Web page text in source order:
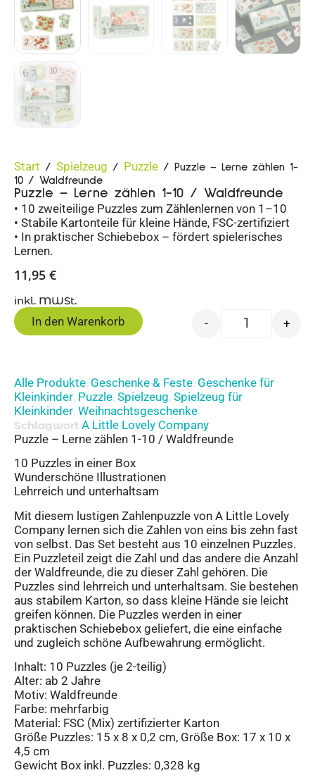
Start / Spielzeug / Puzzle / Puzzle – Lerne zählen 1-
10 / Waldfreunde
Puzzle – Lerne zählen 1-10 / Waldfreunde
• 10 zweiteilige Puzzles zum Zählenlernen von 1–10
• Stabile Kartonteile für kleine Hände, FSC-zertifiziert
• In praktischer Schiebebox – fördert spielerisches
Lernen.
11,95 €
inkl. MWSt.
- +
In den Warenkorb
Alle Produkte, Geschenke & Feste, Geschenke für
Kleinkinder, Puzzle, Spielzeug, Spielzeug für
Kleinkinder, Weihnachtsgeschenke
Schlagwort A Little Lovely Company
Puzzle – Lerne zählen 1-10 / Waldfreunde
10 Puzzles in einer Box
Wunderschöne Illustrationen
Lehrreich und unterhaltsam
Mit diesem lustigen Zahlenpuzzle von A Little Lovely
Company lernen sich die Zahlen von eins bis zehn fast
von selbst. Das Set besteht aus 10 einzelnen Puzzles.
Ein Puzzleteil zeigt die Zahl und das andere die Anzahl
der Waldfreunde, die zu dieser Zahl gehören. Die
Puzzles sind lehrreich und unterhaltsam. Sie bestehen
aus stabilem Karton, so dass kleine Hände sie leicht
greifen können. Die Puzzles werden in einer
praktischen Schiebebox geliefert, die eine einfache
und zugleich schöne Aufbewahrung ermöglicht.
Inhalt: 10 Puzzles (je 2-teilig)
Alter: ab 2 Jahre
Motiv: Waldfreunde
Farbe: mehrfarbig
Material: FSC (Mix) zertifizierter Karton
Größe Puzzles: 15 x 8 x 0,2 cm, Größe Box: 17 x 10 x
4,5 cm
Gewicht Box inkl. Puzzles: 0,328 kg